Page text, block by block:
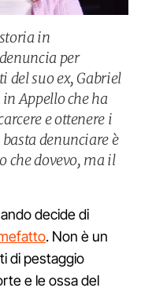
in
per
del suo ex, Gabriel
Appello che ha
e ottenere i
denunciare è
che dovevo, ma il
decide di
. Non è un
di pestaggio
e le ossa del